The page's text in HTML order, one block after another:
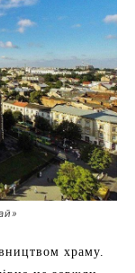
храму.